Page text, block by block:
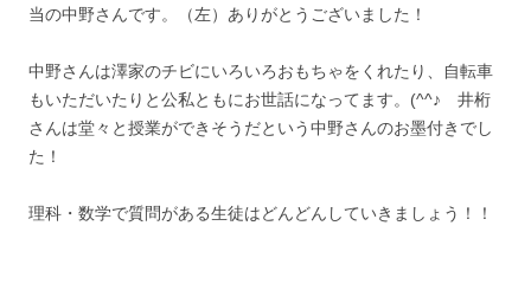
当の中野さんです。（左）ありがとうございました！
中野さんは澤家のチビにいろいろおもちゃをくれたり、自転車
もいただいたりと公私ともにお世話になってます。(^^♪ 井桁
さんは堂々と授業ができそうだという中野さんのお墨付きでし
た！
理科・数学で質問がある生徒はどんどんしていきましょう！！